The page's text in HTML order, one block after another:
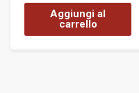
Aggiungi al
carrello